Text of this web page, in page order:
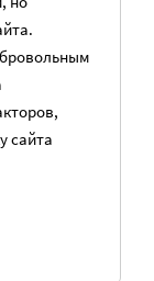
сайта